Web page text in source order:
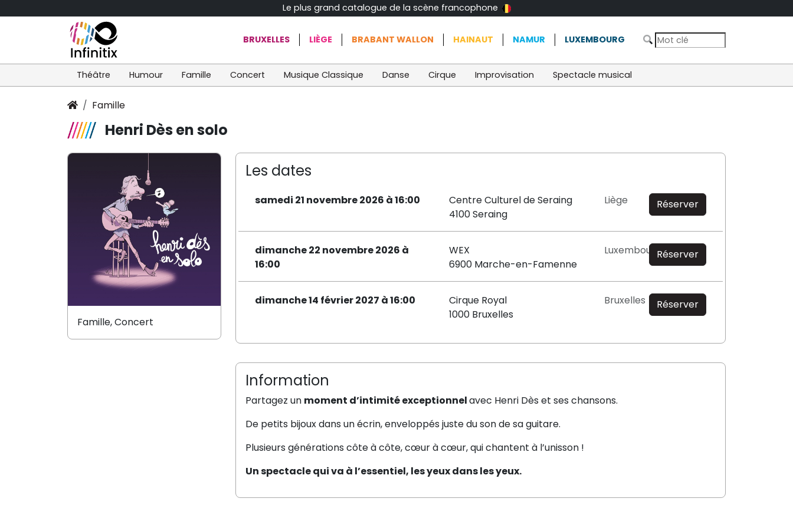
Le plus grand catalogue de la scène francophone
BRUXELLES LIÈGE BRABANT WALLON HAINAUT NAMUR LUXEMBOURG
Théâtre Humour Famille Concert Musique Classique Danse Cirque Improvisation Spectacle musical
Famille
Henri Dès en solo
Les dates
samedi 21 novembre 2026 à 16:00
Centre Culturel de Seraing
4100 Seraing
Liège Réserver
dimanche 22 novembre 2026 à
16:00
WEX
6900 Marche-en-Famenne
LuxembourgRéserver
dimanche 14 février 2027 à 16:00
Cirque Royal
1000 Bruxelles
Bruxelles Réserver
Information
Partagez un moment d’intimité exceptionnelavec Henri Dès et ses chansons.
De petits bijoux dans un écrin, enveloppés juste du son de sa guitare.
Plusieurs générations côte à côte, cœur à cœur, qui chantent à l’unisson !
Un spectacle qui va à l’essentiel, les yeux dans les yeux.
Famille, Concert